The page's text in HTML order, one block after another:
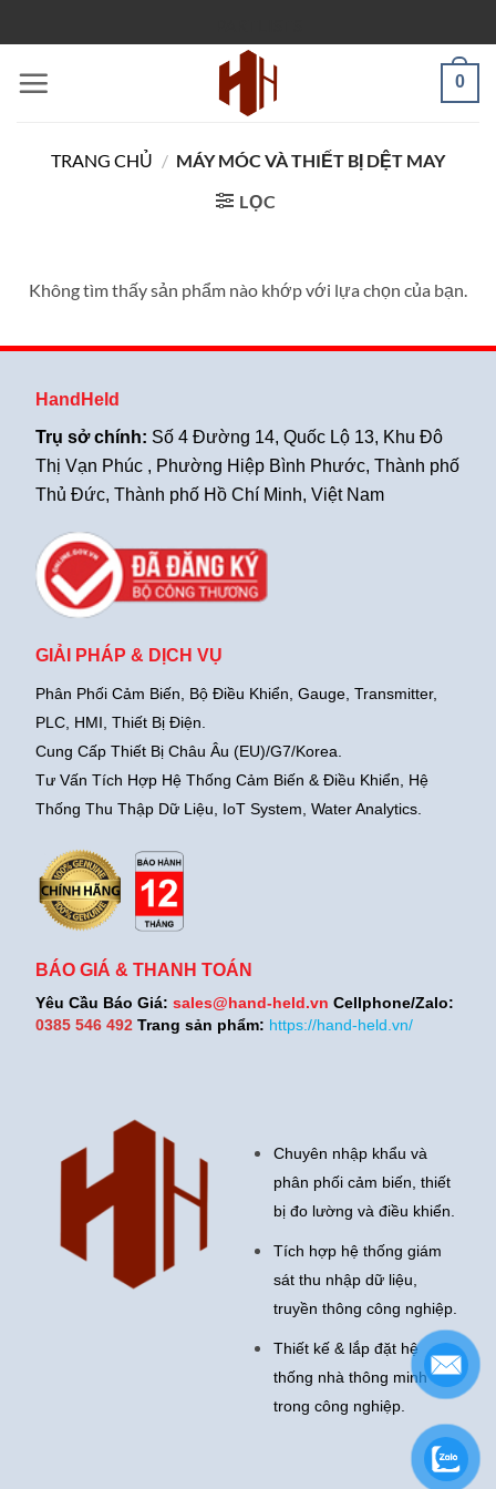
qua
nội
dung
0
TRANG CHỦ / MÁY MÓC VÀ THIẾT BỊ DỆT MAY
LỌC
Không tìm thấy sản phẩm nào khớp với lựa chọn của bạn.
HandHeld
Trụ sở chính: Số 4 Đường 14, Quốc Lộ 13, Khu Đô
Thị Vạn Phúc , Phường Hiệp Bình Phước, Thành phố
Thủ Đức, Thành phố Hồ Chí Minh, Việt Nam
GIẢI PHÁP & DỊCH VỤ
Phân Phối Cảm Biến, Bộ Điều Khiển, Gauge, Transmitter,
PLC, HMI, Thiết Bị Điện.
Cung Cấp Thiết Bị Châu Âu (EU)/G7/Korea.
Tư Vấn Tích Hợp Hệ Thống Cảm Biến & Điều Khiển, Hệ
Thống Thu Thập Dữ Liệu, IoT System, Water Analytics.
BÁO GIÁ & THANH TOÁN
Yêu Cầu Báo Giá: sales@hand-held.vn Cellphone/Zalo:
0385 546 492Trang sản phẩm: https://hand-held.vn/
Chuyên nhập khẩu và
phân phối cảm biến, thiết
bị đo lường và điều khiển.
Tích hợp hệ thống giám
sát thu nhập dữ liệu,
truyền thông công nghiệp.
Thiết kế & lắp đặt hệ
thống nhà thông minh
trong công nghiệp.